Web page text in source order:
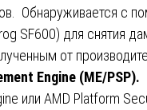
Обнаруживается с
SF600) для снятия
от
Engine (ME/PSP).
или AMD Platform